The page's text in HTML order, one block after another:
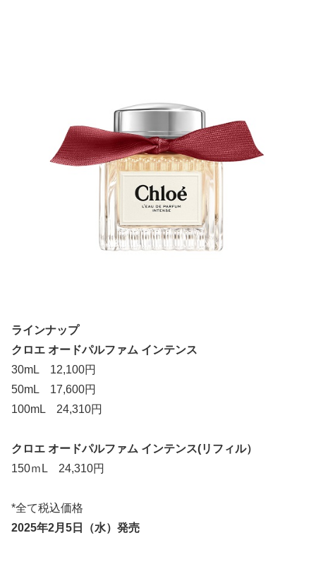
ラインナップ
クロエ オードパルファム インテンス
30mL 12,100円
50mL 17,600円
100mL 24,310円
クロエ オードパルファム インテンス(リフィル）
150ｍL 24,310円
*全て税込価格
2025年2月5日（水）発売